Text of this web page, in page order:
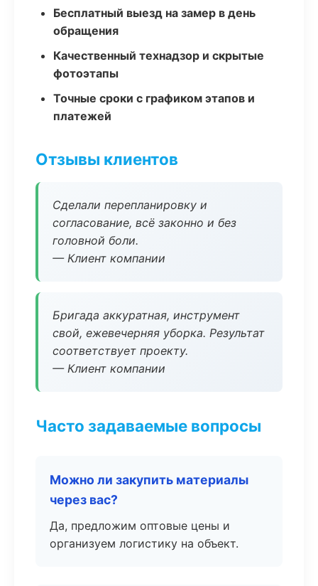
Бесплатный выезд на замер в день
обращения
Качественный технадзор и скрытые
фотоэтапы
Точные сроки с графиком этапов и
платежей
Отзывы клиентов
Сделали перепланировку и
согласование, всё законно и без
головной боли.
— Клиент компании
Бригада аккуратная, инструмент
свой, ежевечерняя уборка. Результат
соответствует проекту.
— Клиент компании
Часто задаваемые вопросы
Можно ли закупить материалы
через вас?
Да, предложим оптовые цены и
организуем логистику на объект.